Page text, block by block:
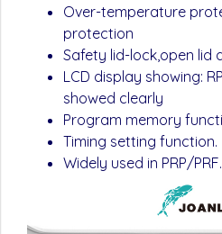
Over-temperature
protection
Safety lid-lock,open lid
LCD display showing:
showed clearly
Program memory
Timing setting function.
Widely used in PRP/